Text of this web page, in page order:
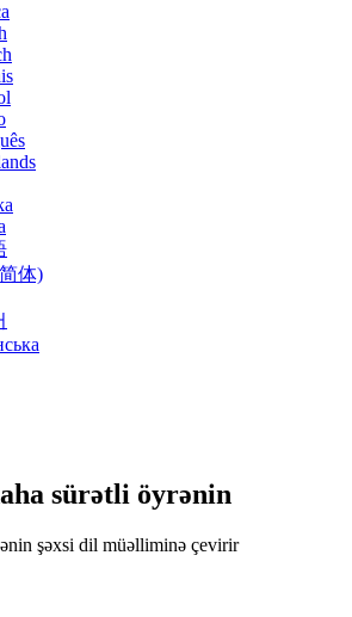
体)
sürətli öyrənin
şəxsi dil müəlliminə çevirir